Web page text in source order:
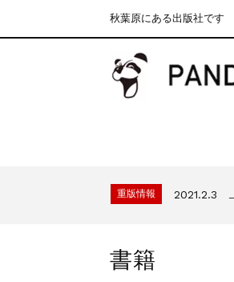
秋葉原にある出版社です
重版情報 2021.2.3
重版情報
書籍